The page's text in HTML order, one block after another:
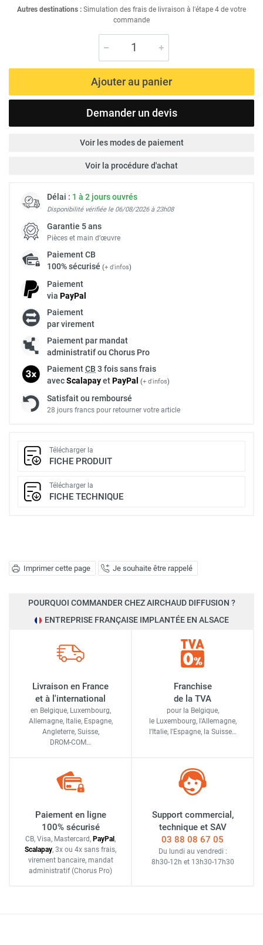
Imprimer cette page Je souhaite être rappelé
Autres destinations : Simulation des frais de livraison à l'étape 4 de votre
commande
Ajouter au panier
Demander un devis
Voir les modes de paiement
Voir la procédure d'achat
Délai : 1 à 2 jours ouvrés
Disponibilité vérifiée le 06/08/2026 à 23h08
Garantie 5 ans
Pièces et main d’œuvre
PaiementCB
100% sécurisé (+ d'infos)
Paiement
via PayPal
Paiement
par virement
Paiement par mandat
administratif ou Chorus Pro
PaiementCB 3 fois sans frais
avecScalapayetPayPal (+ d'infos)
Satisfait ou remboursé
28 jours francs pour retourner votre article
Télécharger la
FICHE PRODUIT
Télécharger la
FICHE TECHNIQUE
POURQUOI COMMANDER CHEZ AIRCHAUD DIFFUSION ?
ENTREPRISE FRANÇAISE IMPLANTÉE EN ALSACE
Livraison en France
et à l'international
en Belgique, Luxembourg,
Allemagne, Italie, Espagne,
Angleterre, Suisse,
DROM-COM…
Franchise
de la TVA
pour la Belgique,
le Luxembourg, l'Allemagne,
l'Italie, l'Espagne, la Suisse…
Paiement en ligne
100% sécurisé
CB, Visa, Mastercard, PayPal ,
Scalapay, 3x ou 4x sans frais,
virement bancaire, mandat
administratif (Chorus Pro)
Support commercial,
technique et SAV
03 88 08 67 05
Du lundi au vendredi :
8h30-12h et 13h30-17h30